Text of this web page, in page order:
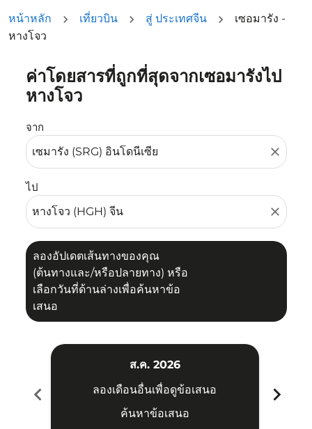
หน้าหลัก เที่ยวบิน สู่ ประเทศจีน
เซอมารัง -
หางโจว
ค่าโดยสารที่ถูกที่สุดจากเซอมารังไป
หางโจว
จาก
close
ไป
close
ลองอัปเดตเส้นทางของคุณ
(ต้นทางและ/หรือปลายทาง) หรือ
เลือกวันที่ด้านล่างเพื่อค้นหาข้อ
เสนอ
ลองอัปเดตเส้นทางของคุณ (ต้นทางและ/หรือปลายทาง) หรื
chevron_left
ส.ค. 2026
ลองเดือนอื่นเพื่อดูข้อเสนอ
ค้นหาข้อเสนอ
chevron_right